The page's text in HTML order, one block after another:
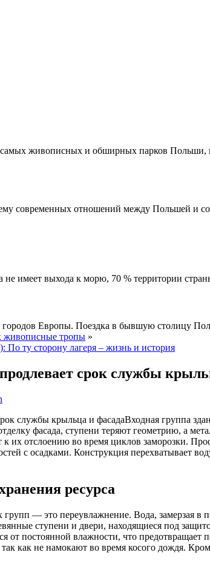
самых живописных и обширных парков
современных отношений между Польшей и
имеет выхода к морю, 70 % территории
городов Европы. Поездка в бывшую столицу
живописные тропы »
ту сторону лагеря – жизнь и история
срок службы
Входная группа
фасада, ступени теряют геометрию, а
их отслоению во время циклов заморозки.
с осадками. Конструкция перехватывает
ресурса
— это переувлажнение. Вода, замерзая в
ступени и двери, находящиеся под
от постоянной влажности, что
как не намокают во время косого дождя.